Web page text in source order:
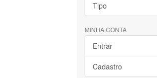
Tipo
MINHA CONTA
Entrar
Cadastro